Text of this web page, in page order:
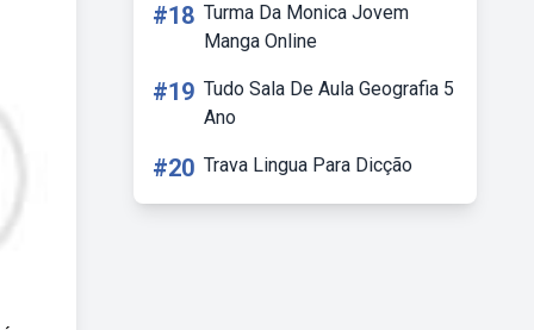
#18 Turma Da Monica Jovem
Manga Online
#19 Tudo Sala De Aula Geografia 5
Ano
#20 Trava Lingua Para Dicção